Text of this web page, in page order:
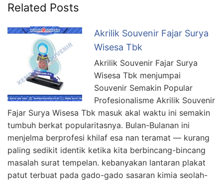
Related Posts
Akrilik Souvenir Fajar Surya
Wisesa Tbk
Akrilik Souvenir Fajar Surya
Wisesa Tbk menjumpai
Souvenir Semakin Popular
Profesionalisme Akrilik Souvenir
Fajar Surya Wisesa Tbk masuk akal waktu ini semakin
tumbuh berkat popularitasnya. Bulan-Bulanan ini
menjelma berprofesi khilaf esa nan teramat — kurang
paling sedikit identik ketika kita berbincang-bincang
masalah surat tempelan. kebanyakan lantaran plakat
patut terbuat pada gado-gado sasaran kimia seolah-